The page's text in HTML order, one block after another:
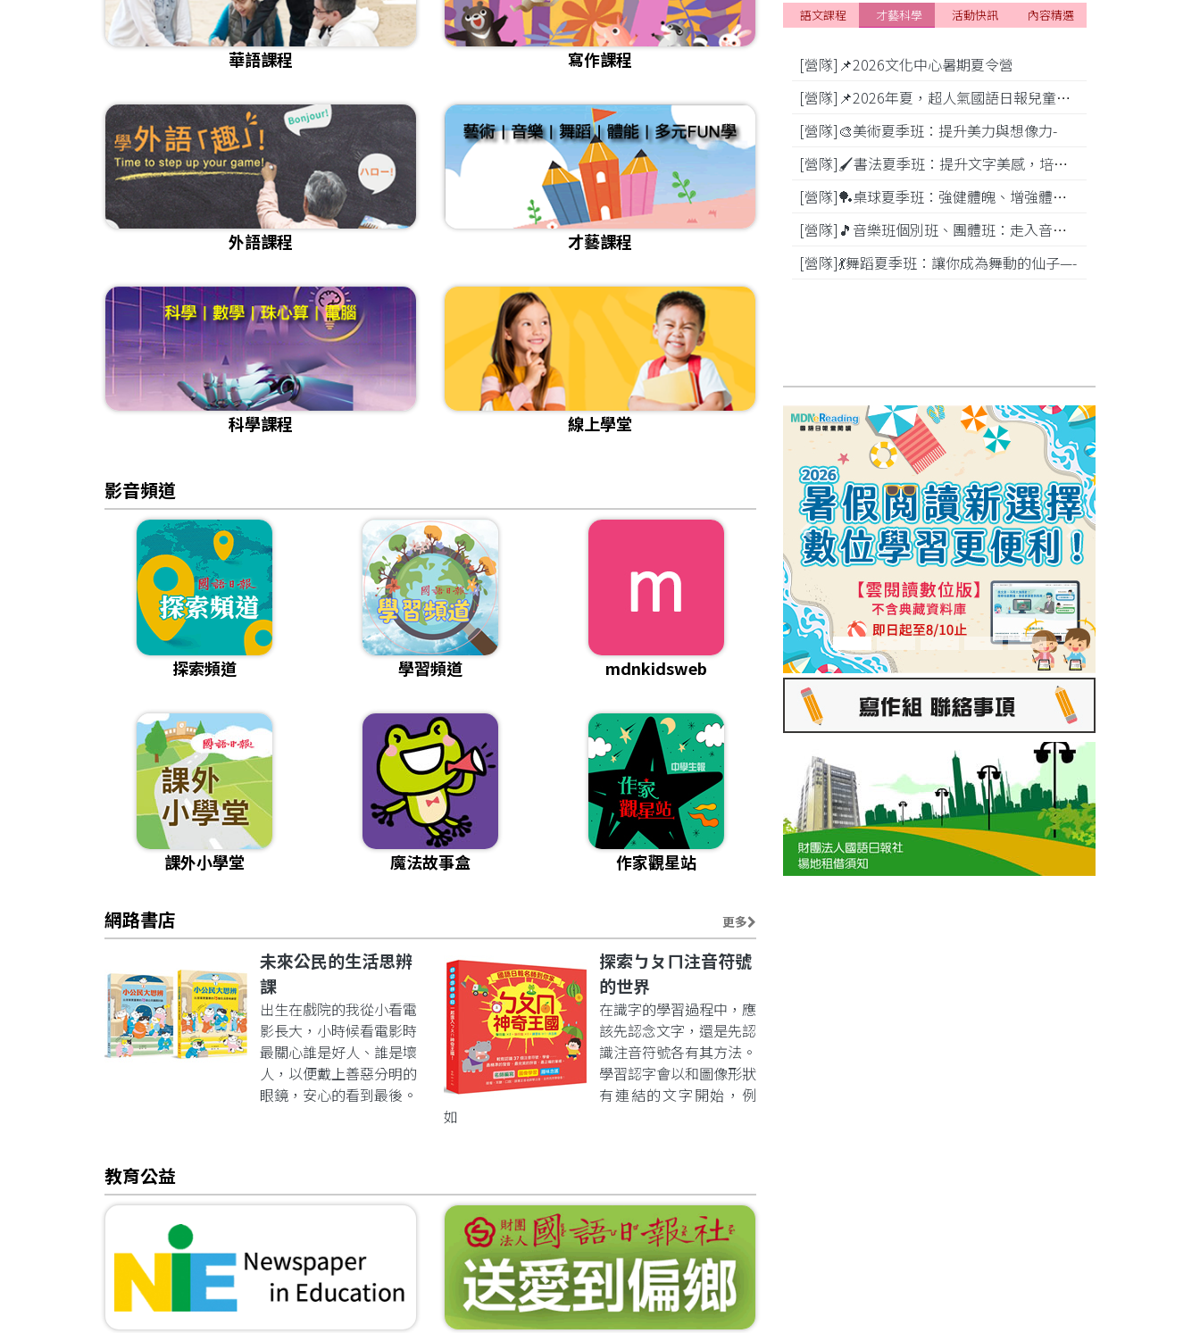
華語課程 寫作課程
外語課程 才藝課程
科學課程 線上學堂
影音頻道
探索頻道 學習頻道 mdnkidsweb
課外小學堂 魔法故事盒 作家觀星站
網路書店 更多
未來公民的生活思辨
課
出生在戲院的我從小看電
影長大，小時候看電影時
最關心誰是好人、誰是壞
人，以便戴上善惡分明的
眼鏡，安心的看到最後。
探索ㄅㄆㄇ注音符號
的世界
在識字的學習過程中，應
該先認念文字，還是先認
識注音符號各有其方法。
學習認字會以和圖像形狀
有連結的文字開始，例
如
教育公益
[課程]115年寫作秋季班招生
[課程]📌2026年夏季華語研習營 課程介紹
[課程]115年兒童正音班 招生
[課程]📌成人正音班 線上&實體課程
[營隊]📌2026文化中心暑期夏令營
[營隊]📌2026年夏，超人氣國語日報兒童商學院搶先報！
[營隊]🎨美術夏季班：提升美力與想像力-
[營隊]🖌️書法夏季班：提升文字美感，培養專注力—
[營隊]️🏓桌球夏季班：強健體魄、增強體能---
[營隊]🎵️音樂班個別班、團體班：走入音樂世界-
[營隊]💃舞蹈夏季班：讓你成為舞動的仙子—-
[比賽]🎤國語日報小主播報新聞比賽得獎名單及作品
[活動]2025『我是剪報高手』得獎作品賞析
[比賽]🖊️2025 新光銀行．金融寫作比賽講評暨得獎作品
[影音]《存下一個夢想 從零開始的理財旅程》
[活動]2025關愛親長 圖文徵選作品欣賞
語文課程 才藝科學 活動快訊 內容精選